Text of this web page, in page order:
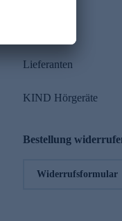
Lieferanten
KIND Hörgeräte
Bestellung
Widerrufsformular